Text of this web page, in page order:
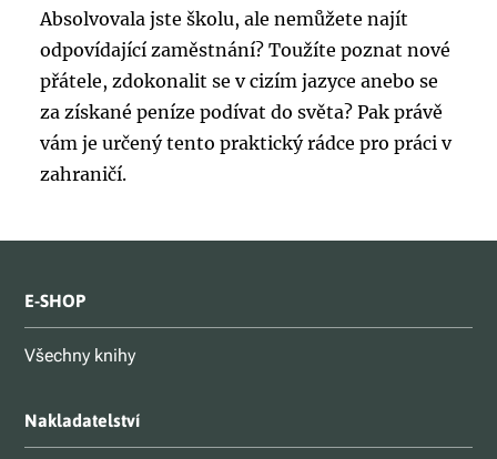
Absolvovala jste školu, ale nemůžete najít
odpovídající zaměstnání? Toužíte poznat nové
přátele, zdokonalit se v cizím jazyce anebo se
za získané peníze podívat do světa? Pak právě
vám je určený tento praktický rádce pro práci v
zahraničí.
E-SHOP
Všechny knihy
Nakladatelství